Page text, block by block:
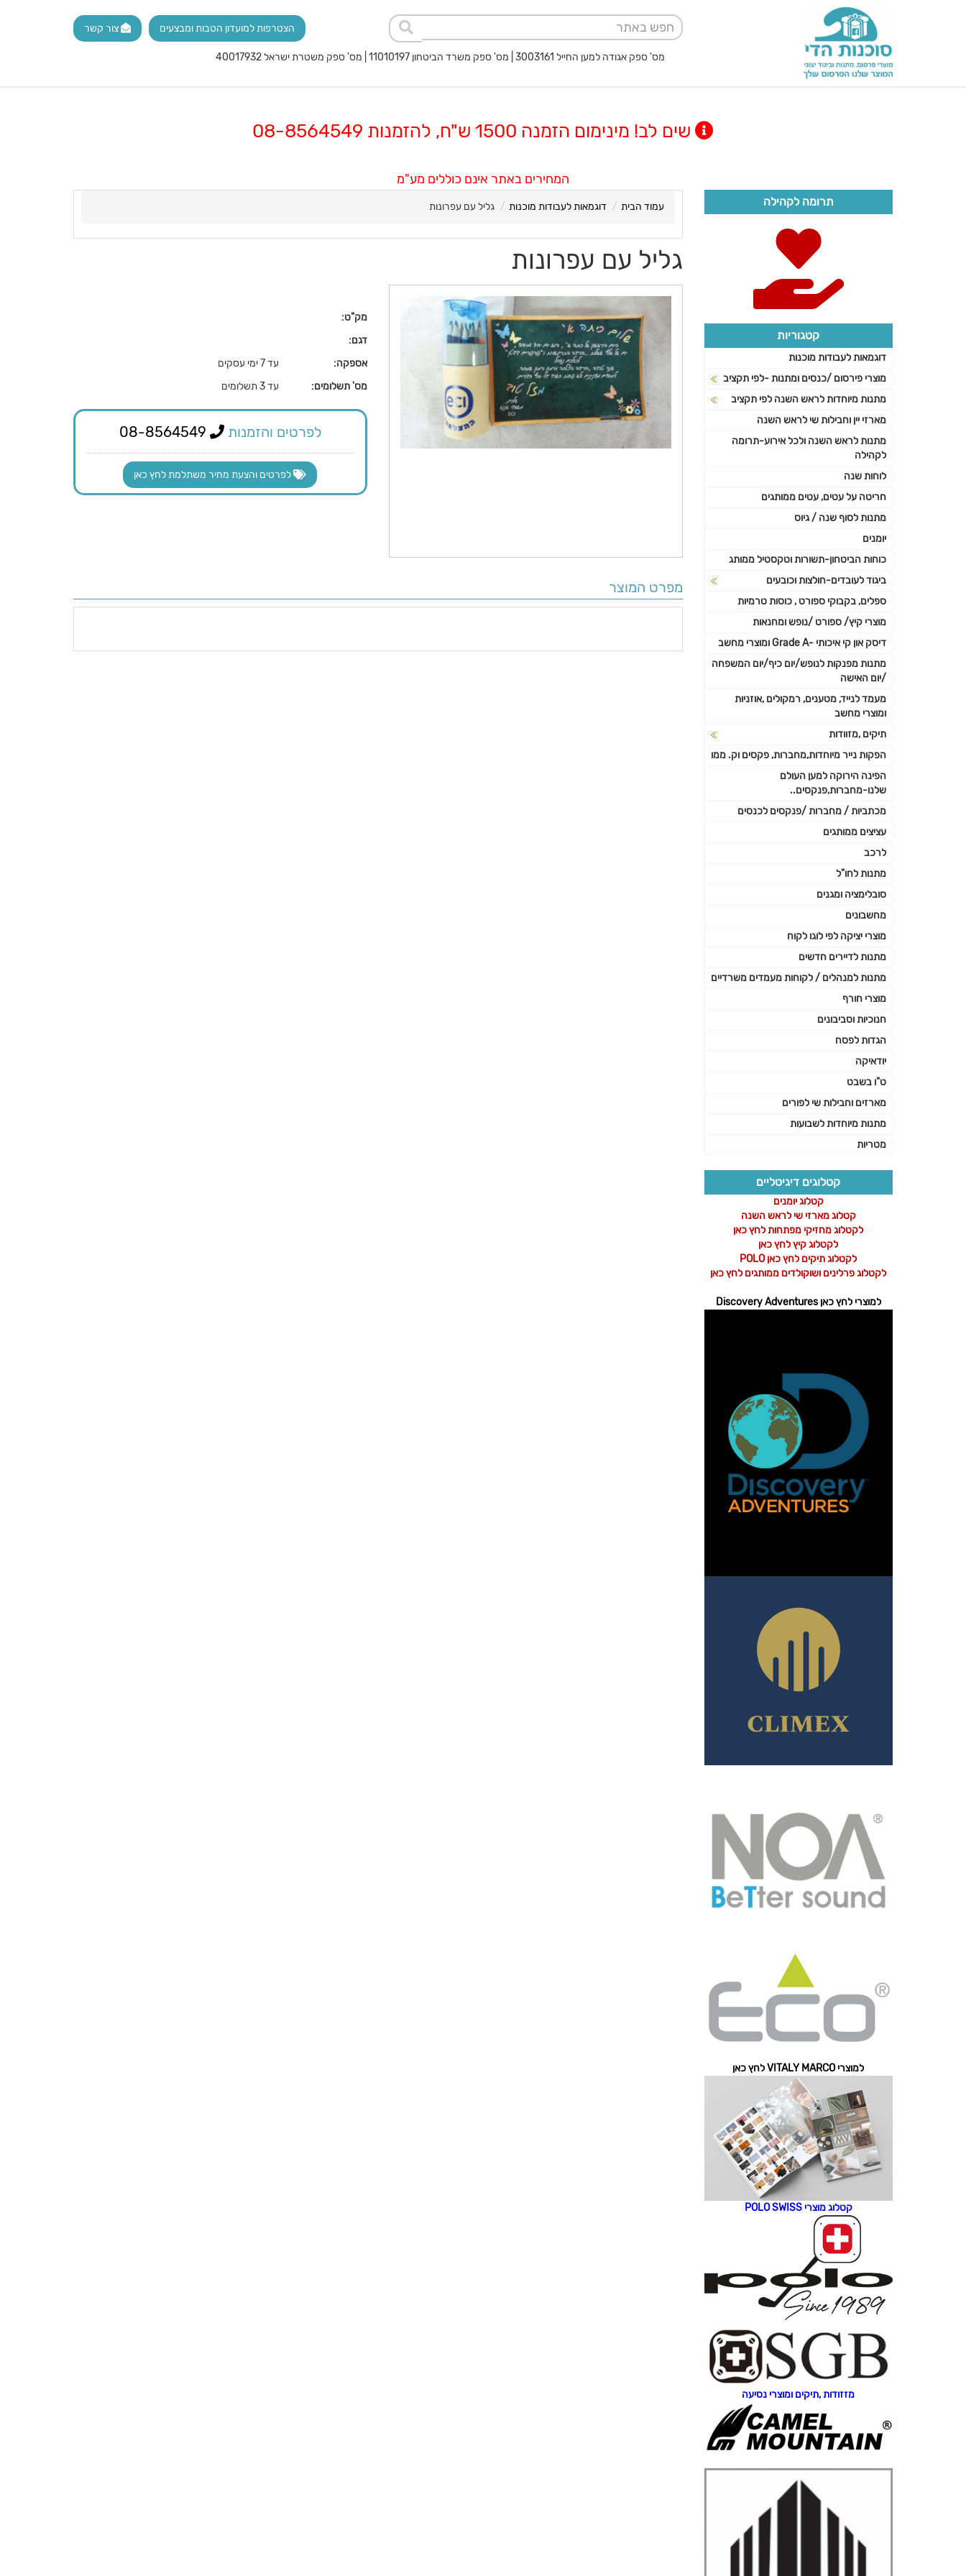
צור קשר הצטרפות למועדון הטבות ומבצעים
מס' ספק אגודה למען החייל 3003161 | מס' ספק משרד הביטחון 11010197 | מס' ספק משטרת ישראל 40017932
שים לב! מינימום הזמנה 1500 ש"ח, להזמנות 08-8564549
המחירים באתר אינם כוללים מע"מ
עמוד הבית דוגמאות לעבודות מוכנות גליל עם עפרונות
גליל עם עפרונות
מק"ט:
דגם:
אספקה:
עד 7 ימי עסקים
מס' תשלומים:
עד 3 תשלומים
לפרטים והזמנות
לפרטים והצעת מחיר משתלמת לחץ כאן
מפרט המוצר
תרומה לקהילה
קטגוריות
דוגמאות לעבודות מוכנות
מוצרי פירסום /כנסים ומתנות -לפי תקציב
מתנות מיוחדות לראש השנה לפי תקציב
מארזי יין וחבילות שי לראש השנה
מתנות לראש השנה ולכל אירוע-תרומה
לקהילה
לוחות שנה
חריטה על עטים, עטים ממותגים
מתנות לסוף שנה / גיוס
יומנים
כוחות הביטחון-תשורות וטקסטיל ממותג
ביגוד לעובדים-חולצות וכובעים
ספלים, בקבוקי ספורט , כוסות טרמיות
מוצרי קיץ/ ספורט /נופש ומחנאות
דיסק און קי איכותי -Grade A ומוצרי מחשב
מתנות מפנקות לנופש/יום כיף/יום המשפחה
/יום האישה
מעמד לנייד, מטענים, רמקולים ,אוזניות
ומוצרי מחשב
תיקים ,מזוודות
הפקות נייר מיוחדות,מחברות, פקסים וק. ממו
הפינה הירוקה למען העולם
שלנו-מחברות,פנקסים..
מכתביות / מחברות /פנקסים לכנסים
עציצים ממותגים
לרכב
מתנות לחו"ל
סובלימציה ומגנים
מחשבונים
מוצרי יציקה לפי לוגו לקוח
מתנות לדיירים חדשים
מתנות למנהלים / לקוחות מעמדים משרדיים
מוצרי חורף
חנוכיות וסביבונים
הגדות לפסח
יודאיקה
ט"ו בשבט
מארזים וחבילות שי לפורים
מתנות מיוחדות לשבועות
מטריות
קטלוגים דיגיטליים
קטלוג יומנים
קטלוג מארזי שי לראש השנה
לקטלוג מחזיקי מפתחות לחץ כאן
לקטלוג קיץ לחץ כאן
לקטלוג תיקים לחץ כאן POLO
לקטלוג פרלינים ושוקולדים ממותגים לחץ כאן
למוצרי לחץ כאן Discovery Adventures
למוצרי VITALY MARCO לחץ כאן
קטלוג מוצרי POLO SWISS
מזזודות ,תיקים ומוצרי נסיעה